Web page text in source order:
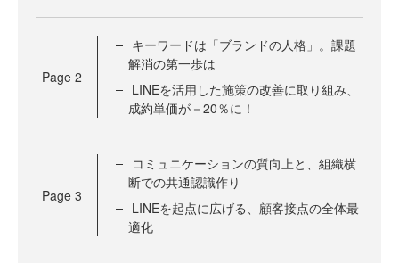
Page 2
キーワードは「ブランドの人格」。課題
解消の第一歩は
LINEを活用した施策の改善に取り組み、
成約単価が－20％に！
Page 3
コミュニケーションの質向上と、組織横
断での共通認識作り
LINEを起点に広げる、顧客接点の全体最
適化